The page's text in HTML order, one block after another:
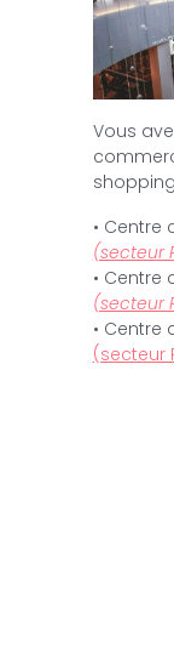
Vous
• Centre
(secteur
• Centre
(secteur
• Centre
(secteur